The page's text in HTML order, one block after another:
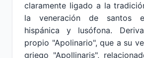
claramente ligado a la
la veneración de santos
hispánica y lusófona.
propio "Apolinario", que a su
griego "Apollinaris",